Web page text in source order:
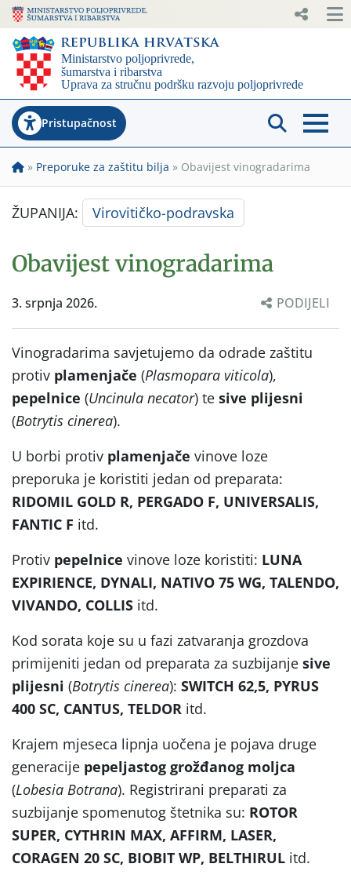
Pristupačnost
» Preporuke za zaštitu bilja » Obavijest vinogradarima
ŽUPANIJA: Virovitičko-podravska
Obavijest vinogradarima
3. srpnja 2026. PODIJELI
Vinogradarima savjetujemo da odrade zaštitu
protiv plamenjače (Plasmopara viticola),
pepelnice (Uncinula necator) te sive plijesni
(Botrytis cinerea).
U borbi protiv plamenjače vinove loze
preporuka je koristiti jedan od preparata:
RIDOMIL GOLD R, PERGADO F, UNIVERSALIS,
FANTIC F itd.
Protiv pepelnice vinove loze koristiti: LUNA
EXPIRIENCE, DYNALI, NATIVO 75 WG, TALENDO,
VIVANDO, COLLIS itd.
Kod sorata koje su u fazi zatvaranja grozdova
primijeniti jedan od preparata za suzbijanje sive
plijesni (Botrytis cinerea): SWITCH 62,5, PYRUS
400 SC, CANTUS, TELDOR itd.
Krajem mjeseca lipnja uočena je pojava druge
generacije pepeljastog grožđanog moljca
(Lobesia Botrana). Registrirani preparati za
suzbijanje spomenutog štetnika su: ROTOR
SUPER, CYTHRIN MAX, AFFIRM, LASER,
CORAGEN 20 SC, BIOBIT WP, BELTHIRUL itd.